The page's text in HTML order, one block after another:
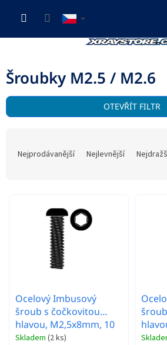
Šroubky M2.5 / M2.6
ů
Nejprodávanější Nejlevnější
OTEVŘÍT FILTR
V
ý
Ocelový Imbusový
šroub s čočkovitou
hlavou, M2,5x8mm, 10
ks.
Skladem (2 ks)
ks.